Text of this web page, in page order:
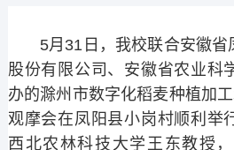
5月31日，我校联合安徽省
股份有限公司、安徽省农业科
办的滁州市数字化稻麦种植加工
观摩会在凤阳县小岗村顺利举
西北农林科技大学王东教授